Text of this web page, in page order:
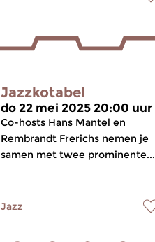
Jazzkotabel
do 22 mei 2025 20:00 uur
Co-hosts Hans Mantel en
Rembrandt Frerichs nemen je
samen met twee prominente...
Jazz